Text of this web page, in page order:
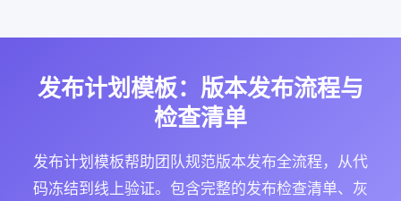
发布计划模板：版本发布流程与
检查清单
发布计划模板帮助团队规范版本发布全流程，从代
码冻结到线上验证。包含完整的发布检查清单、灰